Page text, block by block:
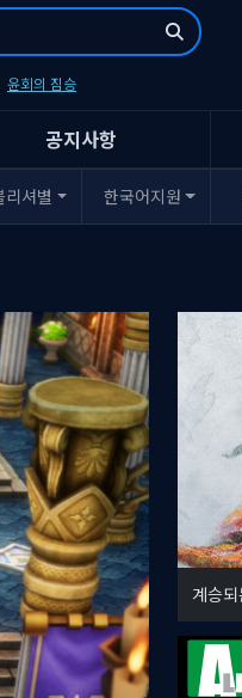
윤회의 짐승
공지사항
리셔별 한국어지원
계승